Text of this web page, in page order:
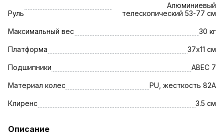
Руль
Алюминиевый
телескопический 53-77 см
Максимальный вес 30 кг
Платформа 37х11 см
Подшипники ABEC 7
Материал колес PU, жесткость 82A
Клиренс 3.5 см
Описание